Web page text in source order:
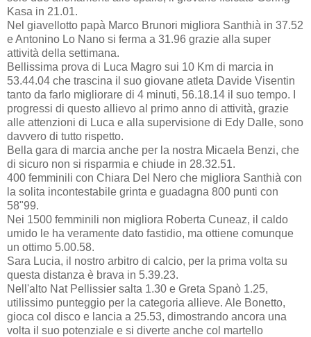
Kasa in 21.01.
Nel giavellotto papà Marco Brunori migliora Santhià in 37.52
e Antonino Lo Nano si ferma a 31.96 grazie alla super
attività della settimana.
Bellissima prova di Luca Magro sui 10 Km di marcia in
53.44.04 che trascina il suo giovane atleta Davide Visentin
tanto da farlo migliorare di 4 minuti, 56.18.14 il suo tempo. I
progressi di questo allievo al primo anno di attività, grazie
alle attenzioni di Luca e alla supervisione di Edy Dalle, sono
davvero di tutto rispetto.
Bella gara di marcia anche per la nostra Micaela Benzi, che
di sicuro non si risparmia e chiude in 28.32.51.
400 femminili con Chiara Del Nero che migliora Santhià con
la solita incontestabile grinta e guadagna 800 punti con
58"99.
Nei 1500 femminili non migliora Roberta Cuneaz, il caldo
umido le ha veramente dato fastidio, ma ottiene comunque
un ottimo 5.00.58.
Sara Lucia, il nostro arbitro di calcio, per la prima volta su
questa distanza è brava in 5.39.23.
Nell'alto Nat Pellissier salta 1.30 e Greta Spanò 1.25,
utilissimo punteggio per la categoria allieve. Ale Bonetto,
gioca col disco e lancia a 25.53, dimostrando ancora una
volta il suo potenziale e si diverte anche col martello